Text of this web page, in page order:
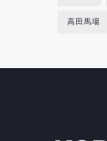
高田馬場